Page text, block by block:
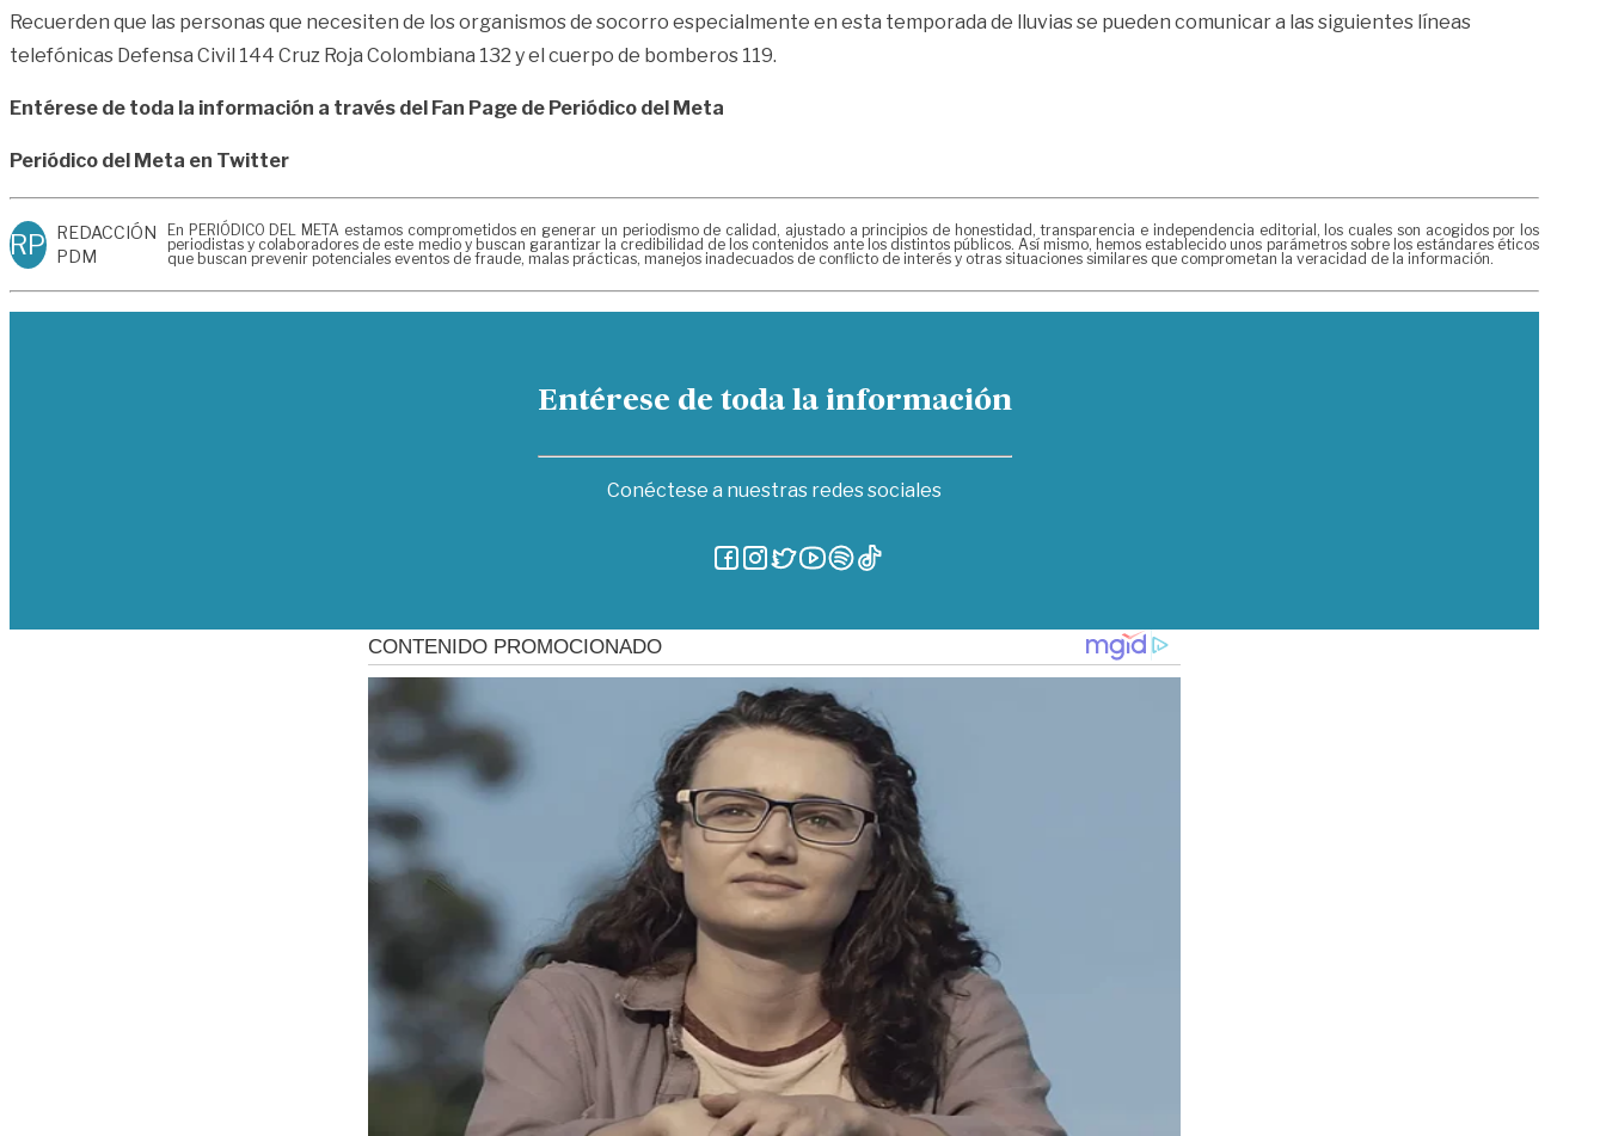
Recuerden que las personas que necesiten de los organismos de socorro especialmente en esta temporada de lluvias se pueden comunicar a las siguientes líneas
telefónicas Defensa Civil 144 Cruz Roja Colombiana 132 y el cuerpo de bomberos 119.
Entérese de toda la información a través del Fan Page de Periódico del Meta
Periódico del Meta en Twitter
RP REDACCIÓN
PDM
En PERIÓDICO DEL META estamos comprometidos en generar un periodismo de calidad, ajustado a principios de honestidad, transparencia e independencia editorial, los cuales son acogidos por los
periodistas y colaboradores de este medio y buscan garantizar la credibilidad de los contenidos ante los distintos públicos. Así mismo, hemos establecido unos parámetros sobre los estándares éticos
que buscan prevenir potenciales eventos de fraude, malas prácticas, manejos inadecuados de conflicto de interés y otras situaciones similares que comprometan la veracidad de la información.
Entérese de toda la información
Conéctese a nuestras redes sociales